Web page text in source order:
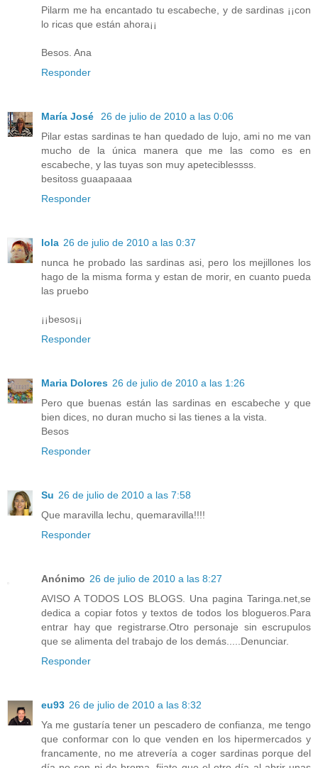
Pilarm me ha encantado tu escabeche, y de sardinas ¡¡con
lo ricas que están ahora¡¡
Besos. Ana
Responder
María José
26 de julio de 2010 a las 0:06
Pilar estas sardinas te han quedado de lujo, ami no me van
mucho de la única manera que me las como es en
escabeche, y las tuyas son muy apeteciblessss.
besitoss guaapaaaa
Responder
lola 26 de julio de 2010 a las 0:37
nunca he probado las sardinas asi, pero los mejillones los
hago de la misma forma y estan de morir, en cuanto pueda
las pruebo
¡¡besos¡¡
Responder
Maria Dolores 26 de julio de 2010 a las 1:26
Pero que buenas están las sardinas en escabeche y que
bien dices, no duran mucho si las tienes a la vista.
Besos
Responder
Su 26 de julio de 2010 a las 7:58
Que maravilla lechu, quemaravilla!!!!
Responder
Anónimo 26 de julio de 2010 a las 8:27
AVISO A TODOS LOS BLOGS. Una pagina Taringa.net,se
dedica a copiar fotos y textos de todos los blogueros.Para
entrar hay que registrarse.Otro personaje sin escrupulos
que se alimenta del trabajo de los demás.....Denunciar.
Responder
eu93 26 de julio de 2010 a las 8:32
Ya me gustaría tener un pescadero de confianza, me tengo
que conformar con lo que venden en los hipermercados y
francamente, no me atrevería a coger sardinas porque del